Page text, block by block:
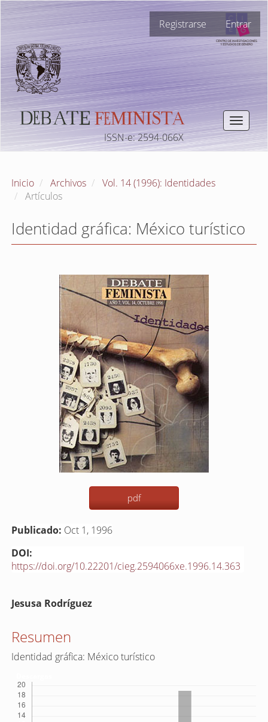
Navegación
principal
Contenido
principal
Barra
lateral
Registrarse Entrar
Toggle
ISSN-e: 2594-066X
Inicio Archivos
Vol. 14 (1996): Identidades
Artículos
Identidad gráfica: México turístico
pdf
Publicado: Oct 1, 1996
DOI:
https://doi.org/10.22201/cieg.2594066xe.1996.14.363
Contenido
del
artículo
Jesusa Rodríguez
Resumen
Identidad gráfica: México turístico